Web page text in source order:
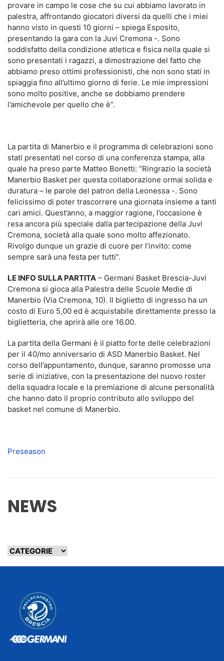
provare in campo le cose che su cui abbiamo lavorato in
palestra, affrontando giocatori diversi da quelli che i miei
hanno visto in questi 10 giorni – spiega Esposito,
presentando la gara con la Juvi Cremona -. Sono
soddisfatto della condizione atletica e fisica nella quale si
sono presentati i ragazzi, a dimostrazione del fatto che
abbiamo preso ottimi professionisti, che non sono stati in
spiaggia fino all’ultimo giorno di ferie. Le mie impressioni
sono molto positive, anche se dobbiamo prendere
l’amichevole per quello che è”.
La partita di Manerbio e il programma di celebrazioni sono
stati presentati nel corso di una conferenza stampa, alla
quale ha preso parte Matteo Bonetti: “Ringrazio la società
Manerbio Basket per questa collaborazione ormai solida e
duratura – le parole del patron della Leonessa -. Sono
felicissimo di poter trascorrere una giornata insieme a tanti
cari amici. Quest’anno, a maggior ragione, l’occasione è
resa ancora più speciale dalla partecipazione della Juvi
Cremona, società alla quale sono molto affezionato.
Rivolgo dunque un grazie di cuore per l’invito: come
sempre sarà una festa per tutti”.
LE INFO SULLA PARTITA – Germani Basket Brescia-Juvi
Cremona si gioca alla Palestra delle Scuole Medie di
Manerbio (Via Cremona, 10). Il biglietto di ingresso ha un
costo di Euro 5,00 ed è acquistabile direttamente presso la
biglietteria, che aprirà alle ore 16.00.
La partita della Germani è il piatto forte delle celebrazioni
per il 40/mo anniversario di ASD Manerbio Basket. Nel
corso dell’appuntamento, dunque, saranno promosse una
serie di iniziative, con la presentazione del nuovo roster
della squadra locale e la premiazione di alcune personalità
che hanno dato il proprio contributo allo sviluppo del
basket nel comune di Manerbio.
Preseason
NEWS